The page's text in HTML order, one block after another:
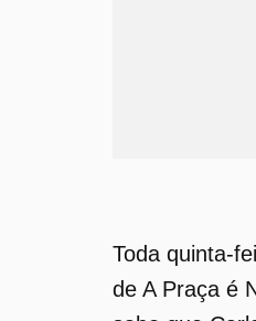
Toda quinta-
de A Praça é